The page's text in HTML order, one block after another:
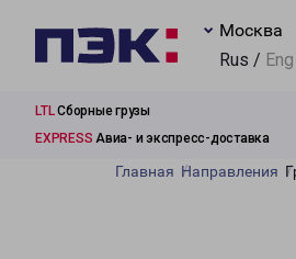
Москва
Rus / Eng
LTLСборные грузы
EXPRESS Авиа- и экспресс-доставка
Главная Направления